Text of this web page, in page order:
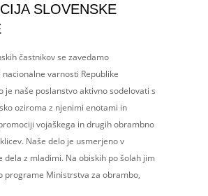
SLOVENSKE
častnikov se zavedamo
varnosti Republike
je naše poslanstvo aktivno sodelovati s
oziroma z njenimi enotami in
vojaškega in drugih obrambno
Naše delo je usmerjeno v
dela z mladimi. Na obiskih po šolah jim
programe Ministrstva za obrambo,